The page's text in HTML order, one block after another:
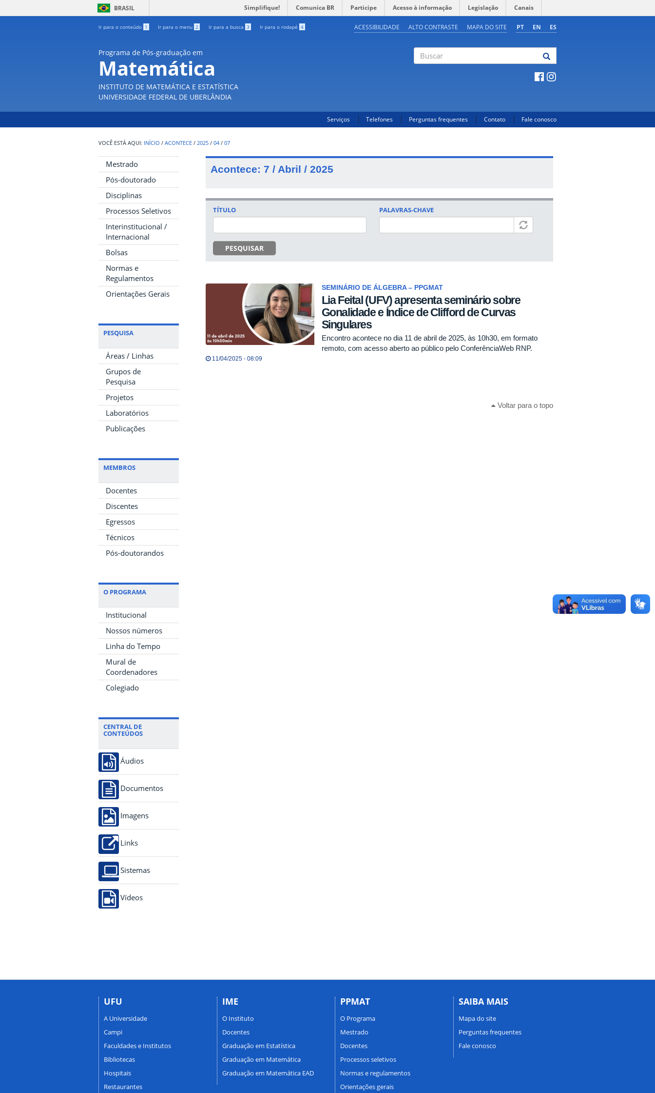
BRASIL Simplifique! Comunica BR Participe Acesso à informação Legislação Canais
Ir para o conteúdo 1 Ir para o menu 2 Ir para a busca 3 Ir para o rodapé 4 PT EN ES
ACESSIBILIDADE ALTO CONTRASTE MAPA DO SITE
Programa de Pós-graduação em
Matemática
INSTITUTO DE MATEMÁTICA E ESTATÍSTICA
UNIVERSIDADE FEDERAL DE UBERLÂNDIA
Serviços Telefones Perguntas frequentes Contato Fale conosco
INÍCIO / ACONTECE / 2025 / 04 / 07
Mestrado
Pós-doutorado
Disciplinas
Processos Seletivos
Interinstitucional /
Internacional
Bolsas
Normas e
Regulamentos
Orientações Gerais
PESQUISA
Áreas / Linhas
Grupos de
Pesquisa
Projetos
Laboratórios
Publicações
MEMBROS
Docentes
Discentes
Egressos
Técnicos
Pós-doutorandos
O PROGRAMA
Institucional
Nossos números
Linha do Tempo
Mural de
Coordenadores
Colegiado
CENTRAL DE
CONTEÚDOS
Áudios
Documentos
Imagens
Links
Sistemas
Vídeos
Acontece: 7 / Abril / 2025
TÍTULO
PESQUISAR
PALAVRAS-CHAVE
SEMINÁRIO DE ÁLGEBRA – PPGMAT
Lia Feital (UFV) apresenta seminário sobre
Gonalidade e Índice de Clifford de Curvas
Singulares
Encontro acontece no dia 11 de abril de 2025, às 10h30, em formato
remoto, com acesso aberto ao público pelo ConferênciaWeb RNP.
11/04/2025 - 08:09
Voltar para o topo
UFU
A Universidade
Campi
Faculdades e Institutos
Bibliotecas
Hospitais
Restaurantes
IME
O Instituto
Docentes
Graduação em Estatística
Graduação em Matemática
Graduação em Matemática EAD
PPMAT
O Programa
Mestrado
Docentes
Processos seletivos
Normas e regulamentos
Orientações gerais
SAIBA MAIS
Mapa do site
Perguntas frequentes
Fale conosco